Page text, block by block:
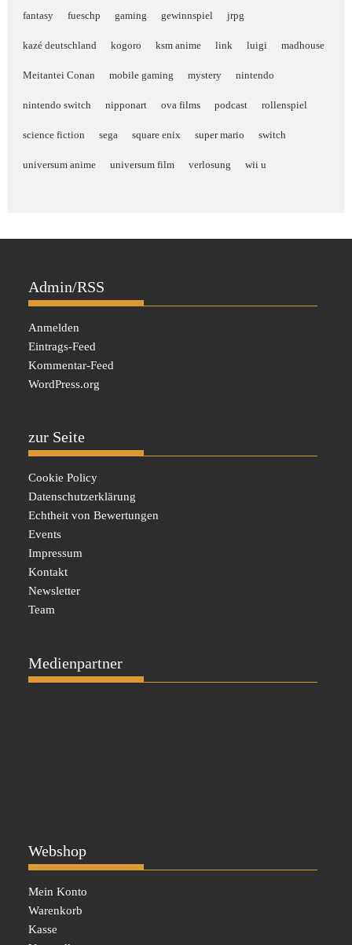
fantasy fueschp gaming gewinnspiel jrpg
kazé deutschland kogoro ksm anime link luigi madhouse
Meitantei Conan mobile gaming mystery nintendo
nintendo switch nipponart ova films podcast rollenspiel
science fiction sega square enix super mario switch
universum anime universum film verlosung wii u
Admin/RSS
Anmelden
Eintrags-Feed
Kommentar-Feed
WordPress.org
zur Seite
Cookie Policy
Datenschutzerklärung
Echtheit von Bewertungen
Events
Impressum
Kontakt
Newsletter
Team
Medienpartner
Webshop
Mein Konto
Warenkorb
Kasse